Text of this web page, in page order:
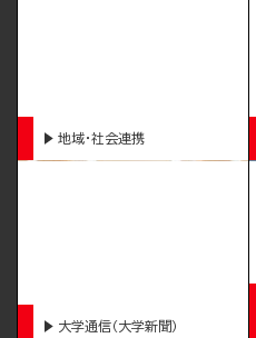
地域・社会連携
大学通信（大学新聞）